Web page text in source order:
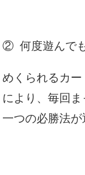
② 何度遊んで
めくられるカ
により、毎回ま
一つの必勝法